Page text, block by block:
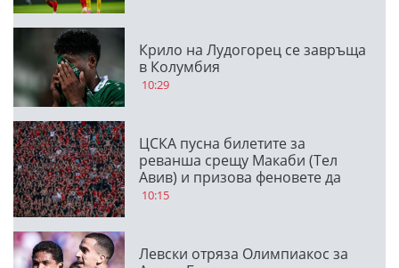
Крило на Лудогорец се завръща
в Колумбия
10:29
ЦСКА пусна билетите за
реванша срещу Макаби (Тел
Авив) и призова феновете да
напълнят Националния стадион
10:15
Левски отряза Олимпиакос за